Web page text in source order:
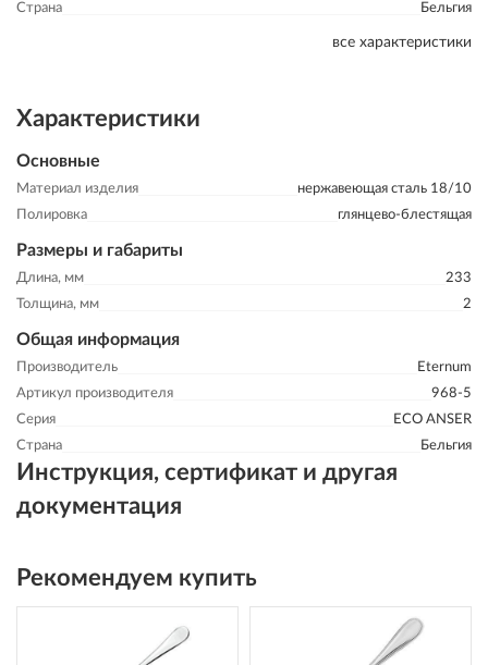
Страна
Бельгия
все характеристики
Характеристики
Основные
Материал изделия
нержавеющая сталь 18/10
Полировка
глянцево-блестящая
Размеры и габариты
Длина, мм
233
Толщина, мм
2
Общая информация
Производитель
Eternum
Артикул производителя
968-5
Серия
ECO ANSER
Страна
Бельгия
Инструкция, сертификат и другая
документация
Рекомендуем купить